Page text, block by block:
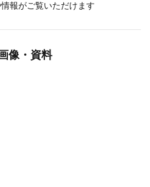
報がご覧いただけます
像・資料